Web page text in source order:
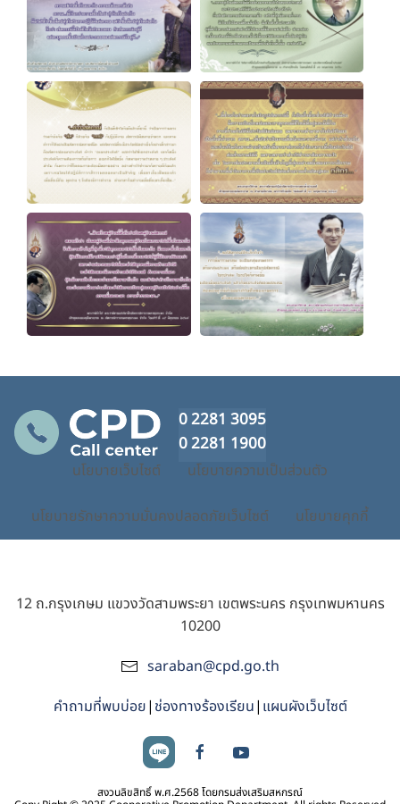
0 2281 3095
0 2281 1900
นโยบายเว็บไซต์ นโยบายความเป็นส่วนตัว
นโยบายรักษาความมั่นคงปลอดภัยเว็บไซต์ นโยบายคุกกี้
12 ถ.กรุงเกษม แขวงวัดสามพระยา เขตพระนคร กรุงเทพมหานคร
10200
saraban@cpd.go.th
คำถามที่พบบ่อย| ช่องทางร้องเรียน| แผนผังเว็บไซต์
สงวนลิขสิทธิ์ พ.ศ.2568 โดยกรมส่งเสริมสหกรณ์